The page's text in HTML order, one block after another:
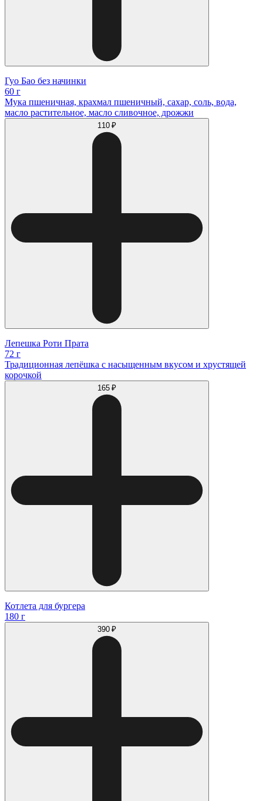
Гуо Бао без начинки
60 г
Мука пшеничная, крахмал пшеничный, сахар, соль, вода,
масло растительное, масло сливочное, дрожжи
110 ₽
Лепешка Роти Прата
72 г
Традиционная лепёшка с насыщенным вкусом и хрустящей
корочкой
165 ₽
Котлета для бургера
180 г
390 ₽